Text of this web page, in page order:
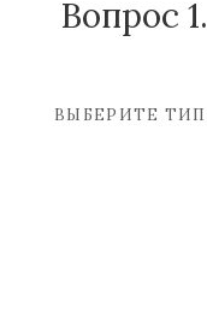
Вопрос
ВЫБЕРИТЕ